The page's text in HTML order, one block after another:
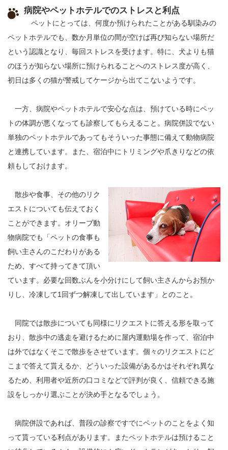
病院やペットホテルでのストレスと利点
ペットにとっては、何度か預けられたことがある馴染みの
ペットホテルでも、数か月単位の間が空けば再び知らない場所だ
という認識となり、毎回ストレスを受けます。特に、犬よりも猫
のほうが知らない場所に預けられることへのストレス度が高く、
初日は多くの猫が警戒してケージから出てこないようです。
一方、病院やペットホテルで安心な点は、預けている時にペッ
トの体調が悪くなっても診察してもらえること。病院併設でない
単独のペットホテルであってもそういった事態に備えて動物病院
と連携しています。また、宿泊中にトリミングや爪きりなどの依
頼もしておけます。
散歩や食事、その他のリク
エストについても伝えておく
ことができます。オリーブ動
物病院でも「ペットの食事も
飼い主さんのこだわりがある
ため、すべて持ってきて頂い
ています。必要な回数ぶんを小分けにして飼い主さんからお預か
りし、冷凍して1回ずつ解凍して出しています」とのこと。
同院では散歩についても同様にリクエストに答える形を取って
おり、散歩中の逃走を避けるために屋内運動場を作って、宿泊中
は外ではなくそこで散歩をさせています。個々のリクエストにど
こまで答えて貰えるか、どういった設備があるかはそれぞれ異な
るため、利用者や近所の口コミなどで評判が良く、信頼できる施
設をしっかり選ぶことが決め手となるでしょう。
病院併設であれば、普段の診察ですでにペットのことをよく知
って貰っている利点があります。またペットホテルは預けること